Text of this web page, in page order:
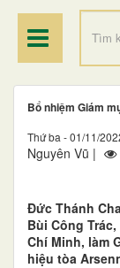
Bổ nhiệm Giám
Thứ ba - 01/11/
Nguyên Vũ |
Đức Thánh
Bùi Công
Chí Minh, làm
hiệu tòa